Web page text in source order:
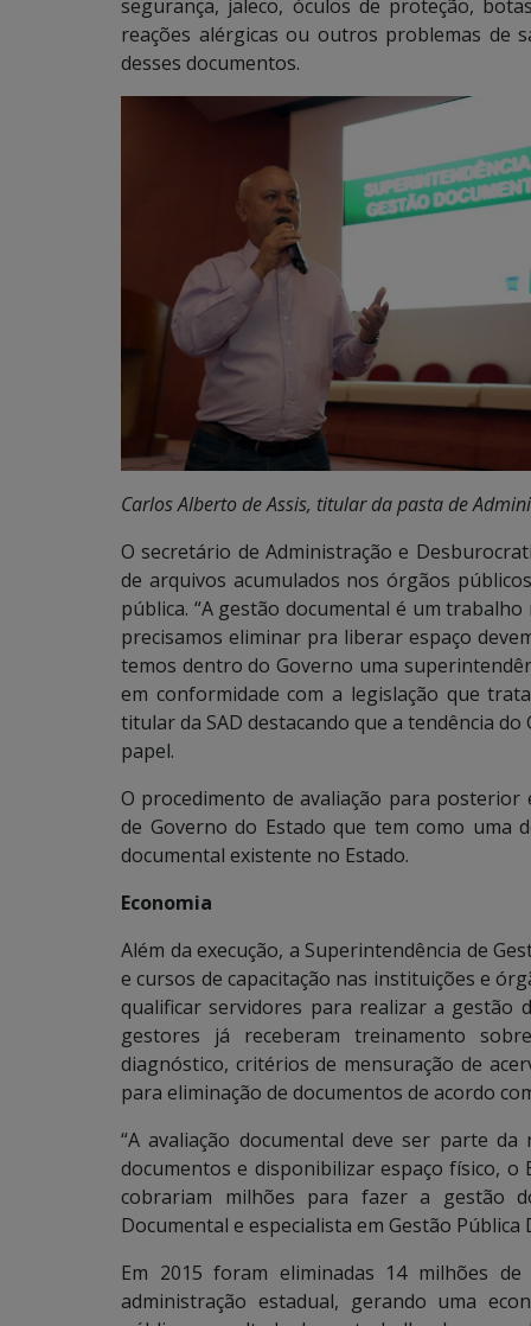
segurança, jaleco, óculos de proteção,
reações alérgicas ou outros problemas de
desses documentos.
Carlos Alberto de Assis, titular da pasta de
O secretário de Administração e
de arquivos acumulados nos órgãos
pública. “A gestão documental é um
precisamos eliminar pra liberar espaço
temos dentro do Governo uma
em conformidade com a legislação que
titular da SAD destacando que a tendência
papel.
O procedimento de avaliação para posterior
de Governo do Estado que tem como uma
documental existente no Estado.
Economia
Além da execução, a Superintendência de
e cursos de capacitação nas instituições e
qualificar servidores para realizar a gestão
gestores já receberam treinamento
diagnóstico, critérios de mensuração de
para eliminação de documentos de acordo
“A avaliação documental deve ser parte
documentos e disponibilizar espaço físico, o
cobrariam milhões para fazer a gestão
Documental e especialista em Gestão
Em 2015 foram eliminadas 14 milhões
administração estadual, gerando uma